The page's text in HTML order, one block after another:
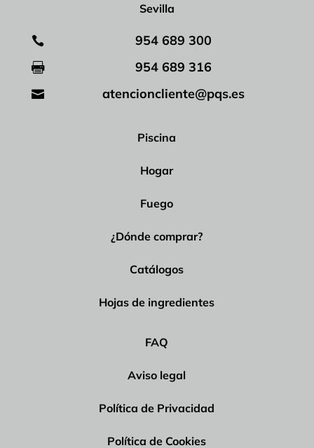
Sevilla
 954 689 300
 954 689 316
 atencioncliente@pqs.es
Piscina
Hogar
Fuego
¿Dónde comprar?
Catálogos
Hojas de ingredientes
FAQ
Aviso legal
Política de Privacidad
Política de Cookies